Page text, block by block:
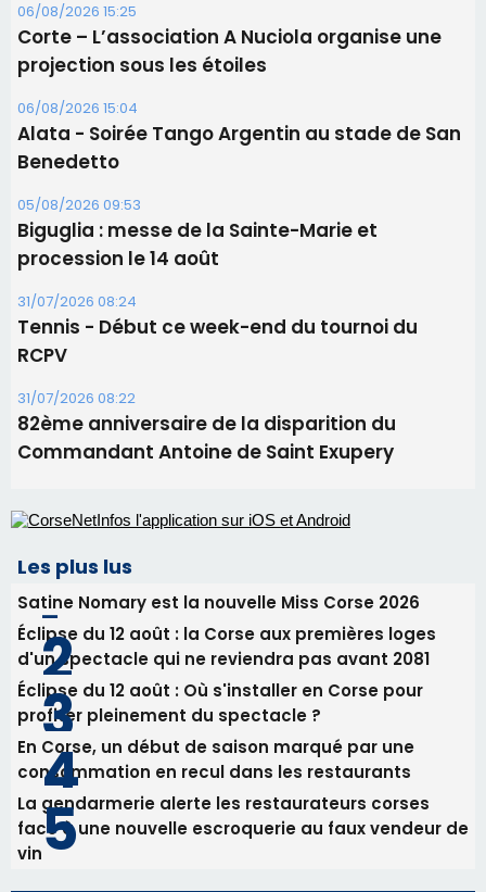
06/08/2026 15:25
Corte – L’association A Nuciola organise une
projection sous les étoiles
06/08/2026 15:04
Alata - Soirée Tango Argentin au stade de San
Benedetto
05/08/2026 09:53
Biguglia : messe de la Sainte-Marie et
procession le 14 août
31/07/2026 08:24
Tennis - Début ce week-end du tournoi du
RCPV
31/07/2026 08:22
82ème anniversaire de la disparition du
Commandant Antoine de Saint Exupery
Les plus lus
Satine Nomary est la nouvelle Miss Corse 2026
Éclipse du 12 août : la Corse aux premières loges
d'un spectacle qui ne reviendra pas avant 2081
Éclipse du 12 août : Où s'installer en Corse pour
profiter pleinement du spectacle ?
En Corse, un début de saison marqué par une
consommation en recul dans les restaurants
La gendarmerie alerte les restaurateurs corses
face à une nouvelle escroquerie au faux vendeur de
vin